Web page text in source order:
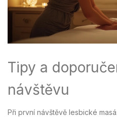
Tipy a
návštěvu
Při první návštěvě lesbické